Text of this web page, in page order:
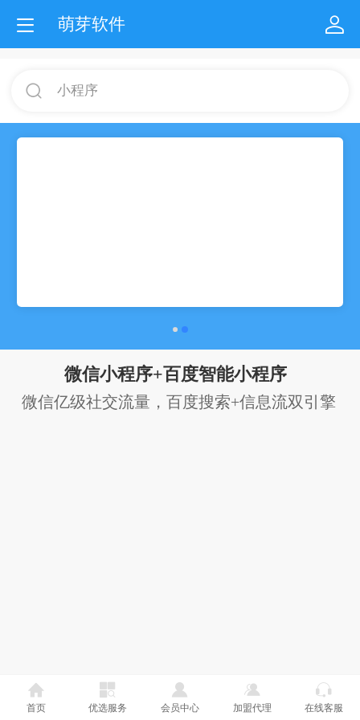
萌芽软件
小程序
微信小程序+百度智能小程序
微信亿级社交流量，百度搜索+信息流双引擎
首页 优选服务 会员中心 加盟代理 在线客服